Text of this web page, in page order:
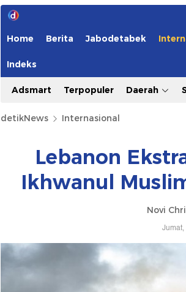
Home Berita Jabodetabek
Indeks
Adsmart Terpopuler Daerah
detikNews Internasional
Lebanon
Ikhwanul
Novi